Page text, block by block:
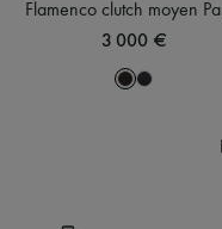
Flamenco clutch moyen
3 000 €